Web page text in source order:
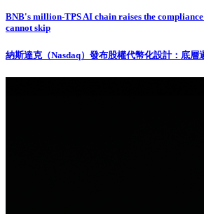
BNB's million-TPS AI chain raises the
cannot skip
納斯達克（Nasdaq）發布股權代幣化設計：底層